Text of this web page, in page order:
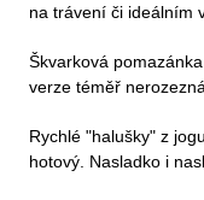
na trávení či ideálním
Škvarková
verze téměř
Rychlé "halušky" z
hotový. Nasladko i